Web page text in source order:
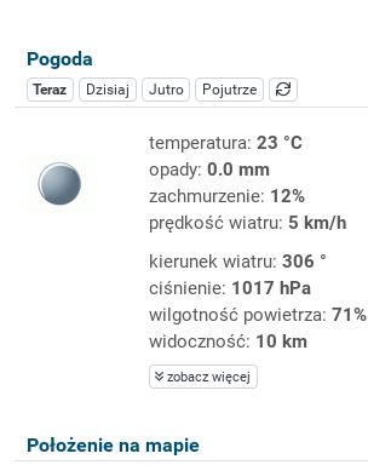
Pogoda
Teraz Dzisiaj Jutro Pojutrze
temperatura: 23 °C
opady: 0.0 mm
zachmurzenie: 12%
prędkość wiatru: 5 km/h
kierunek wiatru: 306 °
ciśnienie: 1017 hPa
wilgotność powietrza: 71%
widoczność: 10 km
zobacz więcej
Położenie na mapie